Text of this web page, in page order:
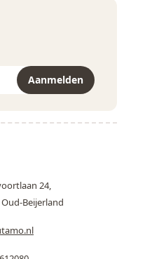
Aanmelden
24,
Oud-Beijerland